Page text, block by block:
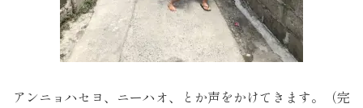
アンニョハセヨ、ニーハオ、とか声をかけてきます。（完